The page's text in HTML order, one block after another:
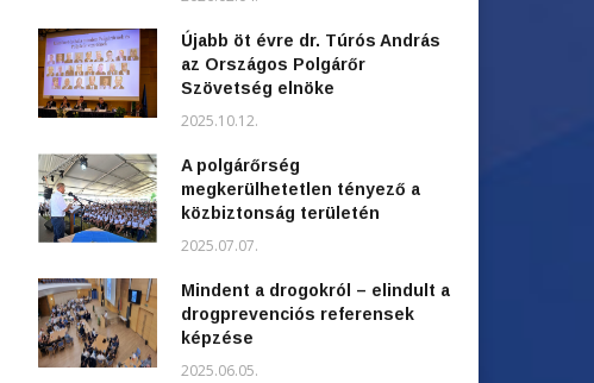
Újabb öt évre dr. Túrós András
az Országos Polgárőr
Szövetség elnöke
2025.10.12.
A polgárőrség
megkerülhetetlen tényező a
közbiztonság területén
2025.07.07.
Mindent a drogokról – elindult a
drogprevenciós referensek
képzése
2025.06.05.